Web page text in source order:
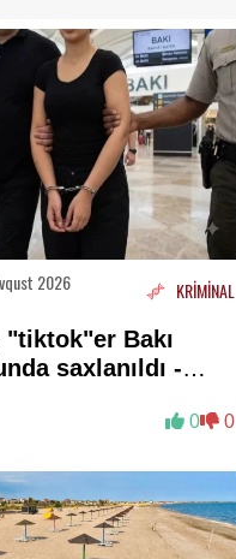
2026 KRİMİNAL
"tiktok"er Bakı
saxlanıldı -
0 0